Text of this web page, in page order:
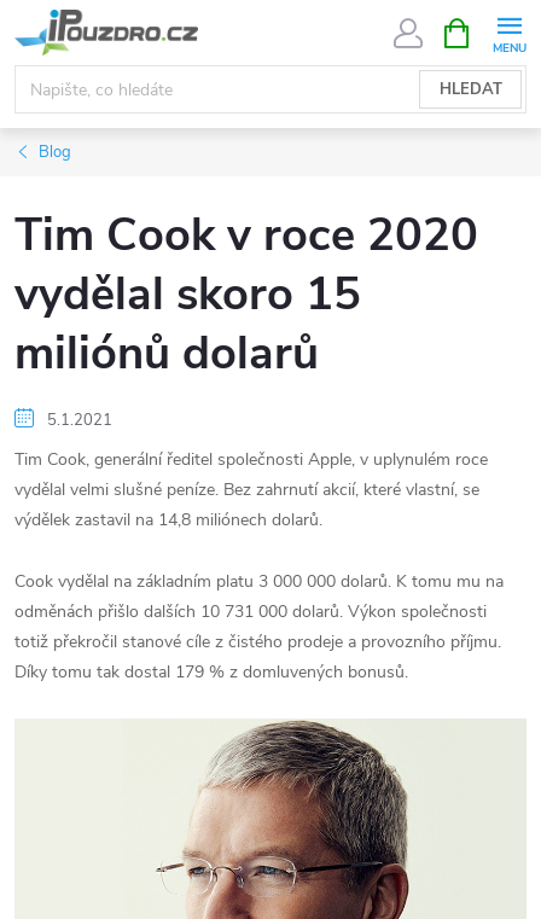
na
obsah
HLEDAT
NÁKUPNÍ
KOŠÍK
Blog
Tim Cook v roce 2020
vydělal skoro 15
miliónů dolarů
5.1.2021
Tim Cook, generální ředitel společnosti Apple, v uplynulém roce
vydělal velmi slušné peníze. Bez zahrnutí akcií, které vlastní, se
výdělek zastavil na 14,8 miliónech dolarů.
Cook vydělal na základním platu 3 000 000 dolarů. K tomu mu na
odměnách přišlo dalších 10 731 000 dolarů. Výkon společnosti
totiž překročil stanové cíle z čistého prodeje a provozního příjmu.
Díky tomu tak dostal 179 % z domluvených bonusů.